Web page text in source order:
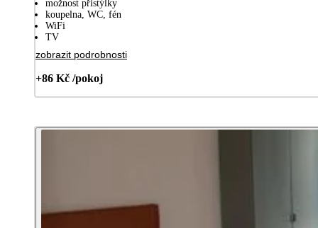
možnost přistýlky
koupelna, WC, fén
WiFi
TV
zobrazit podrobnosti
+86 Kč /pokoj